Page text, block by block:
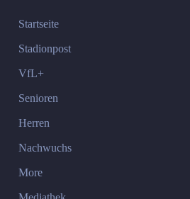
Startseite
Stadionpost
VfL+
Senioren
Herren
Nachwuchs
More